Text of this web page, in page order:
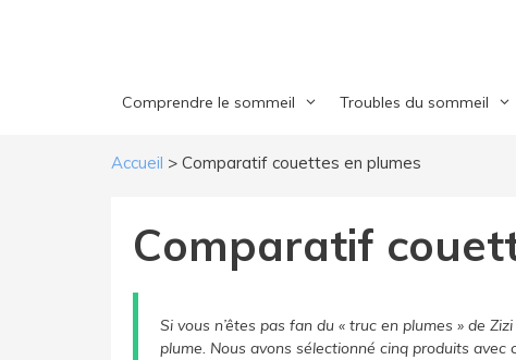
Comprendre le sommeil Troubles du sommeil
Accueil > Comparatif couettes en plumes
​Comparatif
Si vous n’êtes pas fan du « truc en plumes » de
plume. Nous avons sélectionné cinq produits